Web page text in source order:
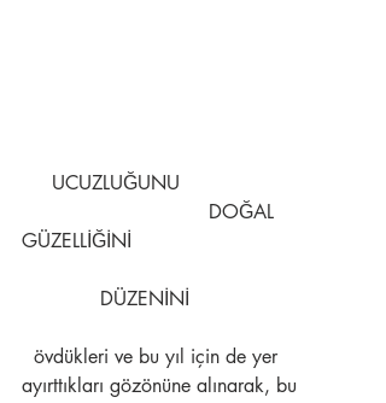
     UCUZLUĞUNU
DOĞAL
GÜZELLİĞİNİ
DÜZENİNİ
ayırttıkları gözönüne alınarak, bu